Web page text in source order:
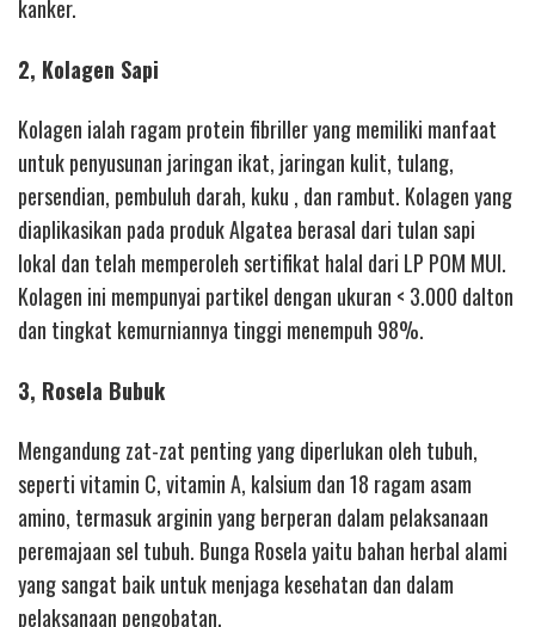
kanker.
2, Kolagen Sapi
Kolagen ialah ragam protein fibriller yang memiliki manfaat
untuk penyusunan jaringan ikat, jaringan kulit, tulang,
persendian, pembuluh darah, kuku , dan rambut. Kolagen yang
diaplikasikan pada produk Algatea berasal dari tulan sapi
lokal dan telah memperoleh sertifikat halal dari LP POM MUI.
Kolagen ini mempunyai partikel dengan ukuran < 3.000 dalton
dan tingkat kemurniannya tinggi menempuh 98%.
3, Rosela Bubuk
Mengandung zat-zat penting yang diperlukan oleh tubuh,
seperti vitamin C, vitamin A, kalsium dan 18 ragam asam
amino, termasuk arginin yang berperan dalam pelaksanaan
peremajaan sel tubuh. Bunga Rosela yaitu bahan herbal alami
yang sangat baik untuk menjaga kesehatan dan dalam
pelaksanaan pengobatan.